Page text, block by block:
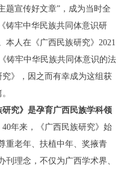
题宣传好文章” ， 成为当时全
《铸牢中华民族共同体意识研
本人在 《广西民族研究》 2021
铸牢中华民族共同体意识的法
》， 因之而有幸成为这组获
研究》是孕育广西民族学科领
40年来 ， 《广西民族研究》 始
重老年、扶植中年、奖掖青
刊理念， 不仅为广西学术界、